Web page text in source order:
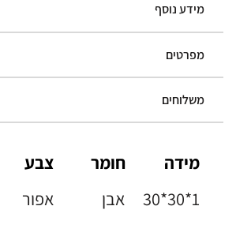
מידע נוסף
מפרטים
משלוחים
מידה
30*30*1
חומר
אבן
צבע
אפור